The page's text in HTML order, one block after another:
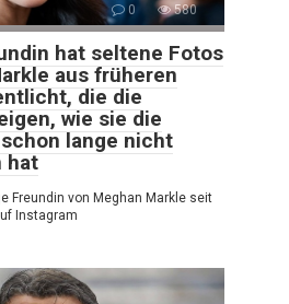
0 580
hat seltene Fotos
aus früheren
die die
wie sie die
lange nicht
hat
Freundin von Meghan Markle seit
Instagram